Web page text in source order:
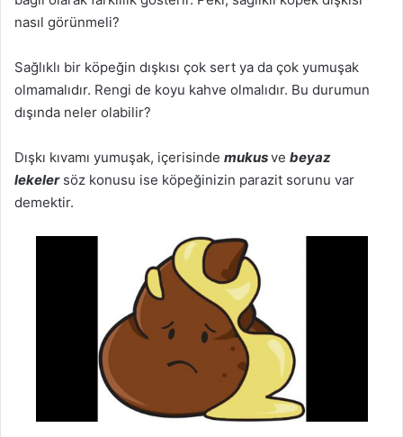
nasıl görünmeli?
Sağlıklı bir köpeğin dışkısı çok sert ya da çok yumuşak
olmamalıdır. Rengi de koyu kahve olmalıdır. Bu durumun
dışında neler olabilir?
Dışkı kıvamı yumuşak, içerisinde mukusve beyaz
lekelersöz konusu ise köpeğinizin parazit sorunu var
demektir.